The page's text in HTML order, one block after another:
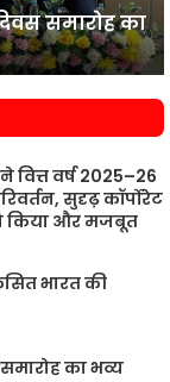
समारोह का
वर्ष 2025–26
सुदृढ़ कॉर्पोरेट
किया और मजबूत
भारत की
का भव्य